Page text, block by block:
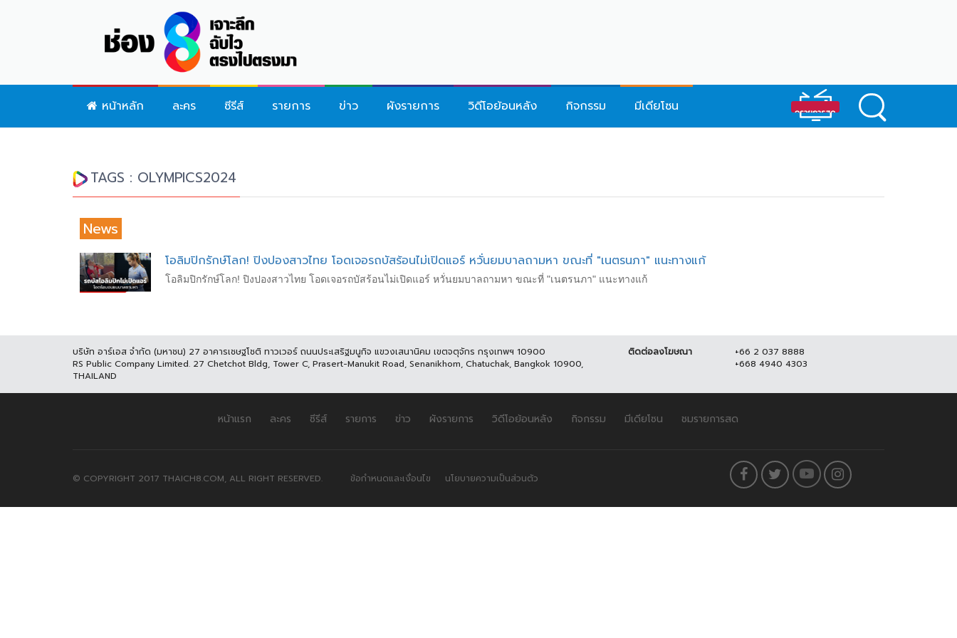
หน้าหลัก ละคร ซีรีส์ รายการ ข่าว ผังรายการ วิดีโอย้อนหลัง กิจกรรม มีเดียโซน
TAGS : OLYMPICS2024
News
โอลิมปิกรักษ์โลก! ปิงปองสาวไทย โอดเจอรถบัสร้อนไม่เปิดแอร์ หวั่นยมบาลถามหา ขณะที่ "เนตรนภา" แนะทางแก้
โอลิมปิกรักษ์โลก! ปิงปองสาวไทย โอดเจอรถบัสร้อนไม่เปิดแอร์ หวั่นยมบาลถามหา ขณะที่ "เนตรนภา" แนะทางแก้
บริษัท อาร์เอส จำกัด (มหาชน) 27 อาคารเชษฐโชติ ทาวเวอร์ ถนนประเสริฐมนูกิจ แขวงเสนานิคม เขตจตุจักร กรุงเทพฯ 10900
RS Public Company Limited. 27 Chetchot Bldg, Tower C, Prasert-Manukit Road, Senanikhom, Chatuchak, Bangkok 10900,
THAILAND
ติดต่อลงโฆษณา
+66 2 037 8888
+668 4940 4303
หน้าแรก ละคร ซีรีส์ รายการ ข่าว ผังรายการ วิดีโอย้อนหลัง กิจกรรม มีเดียโซน ชมรายการสด
© COPYRIGHT 2017 THAICH8.COM, ALL RIGHT RESERVED. ข้อกำหนดและเงื่อนไข นโยบายความเป็นส่วนตัว